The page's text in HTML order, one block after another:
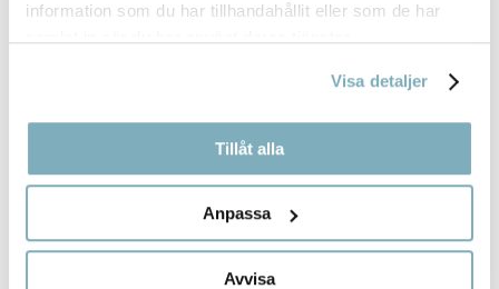
information som du har tillhandahållit eller som de har
Visa detaljer
Tillåt alla
Anpassa
Avvisa